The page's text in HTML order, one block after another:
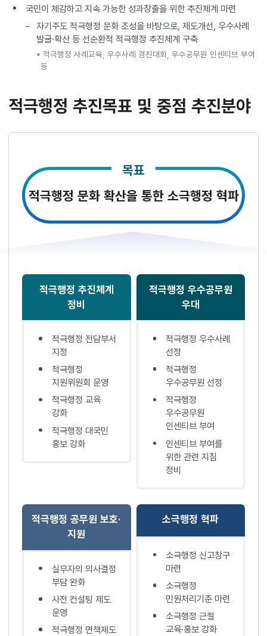
국민이 체감하고 지속 가능한 성과창출을 위한 추진체계 마련
자기주도 적극행정 문화 조성을 바탕으로, 제도개선, 우수사례
발굴·확산 등 선순환적 적극행정 추진체계 구축
* 적극행정 사례교육, 우수사례 경진대회, 우수공무원 인센티브 부여
등
적극행정 추진목표 및 중점 추진분야
목표
적극행정 문화 확산을 통한 소극행정 혁파
적극행정 추진체계
정비
적극행정 전담부서
지정
적극행정
지원위원회 운영
적극행정 교육
강화
적극행정 대국민
홍보 강화
적극행정 우수공무원
우대
적극행정 우수사례
선정
적극행정
우수공무원 선정
적극행정
우수공무원
인센티브 부여
인센티브 부여를
위한 관련 지침
정비
적극행정 공무원 보호·
지원
실무자의 의사결정
부담 완화
사전 컨설팅 제도
운영
적극행정 면책제도
소극행정 혁파
소극행정 신고창구
마련
소극행정
민원처리기준 마련
소극행정 근절
교육·홍보 강화